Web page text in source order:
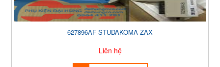
627896AF STUDAKOMA ZAX
Liên hệ